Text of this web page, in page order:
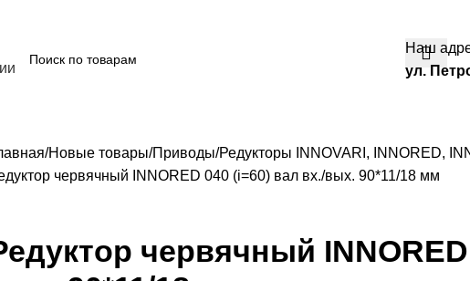
Наш
ул.
Новые товары Приводы Редукторы INNOVARI, INNORED,
червячный INNORED 040 (i=60) вал вх./вых. 90*11/18 мм
червячный